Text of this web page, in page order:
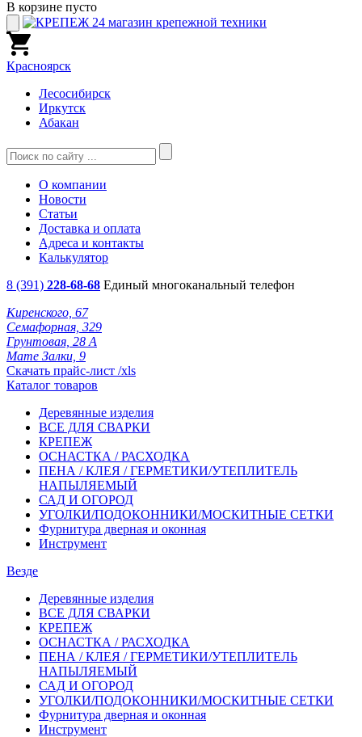
В корзине пусто
Красноярск
Лесосибирск
Иркутск
Абакан
О компании
Новости
Статьи
Доставка и оплата
Адреса и контакты
Калькулятор
8 (391) 228-68-68 Единый многоканальный телефон
Киренского, 67
Семафорная, 329
Грунтовая, 28 А
Мате Залки, 9
Скачать прайс-лист /xls
Каталог товаров
Деревянные изделия
ВСЕ ДЛЯ СВАРКИ
КРЕПЕЖ
ОСНАСТКА / РАСХОДКА
ПЕНА / КЛЕЯ / ГЕРМЕТИКИ/УТЕПЛИТЕЛЬ
НАПЫЛЯЕМЫЙ
САД И ОГОРОД
УГОЛКИ/ПОДОКОННИКИ/МОСКИТНЫЕ СЕТКИ
Фурнитура дверная и оконная
Инструмент
Везде
Деревянные изделия
ВСЕ ДЛЯ СВАРКИ
КРЕПЕЖ
ОСНАСТКА / РАСХОДКА
ПЕНА / КЛЕЯ / ГЕРМЕТИКИ/УТЕПЛИТЕЛЬ
НАПЫЛЯЕМЫЙ
САД И ОГОРОД
УГОЛКИ/ПОДОКОННИКИ/МОСКИТНЫЕ СЕТКИ
Фурнитура дверная и оконная
Инструмент